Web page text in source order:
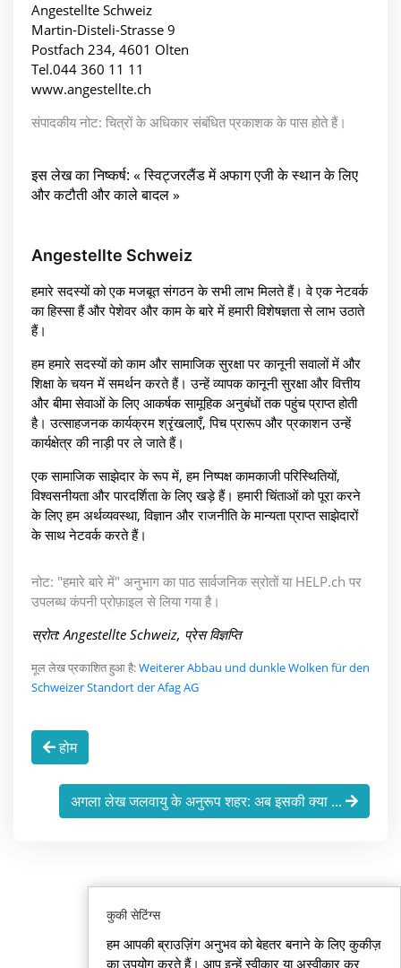
Angestellte Schweiz
Martin-Disteli-Strasse 9
Postfach 234, 4601 Olten
Tel.044 360 11 11
www.angestellte.ch
संपादकीय नोट: चित्रों के अधिकार संबंधित प्रकाशक के पास होते हैं।
इस लेख का निष्कर्ष: « स्विट्जरलैंड में अफाग एजी के स्थान के लिए
और कटौती और काले बादल »
Angestellte Schweiz
हमारे सदस्यों को एक मजबूत संगठन के सभी लाभ मिलते हैं। वे एक नेटवर्क
का हिस्सा हैं और पेशेवर और काम के बारे में हमारी विशेषज्ञता से लाभ उठाते
हैं।
हम हमारे सदस्यों को काम और सामाजिक सुरक्षा पर कानूनी सवालों में और
शिक्षा के चयन में समर्थन करते हैं। उन्हें व्यापक कानूनी सुरक्षा और वित्तीय
और बीमा सेवाओं के लिए आकर्षक सामूहिक अनुबंधों तक पहुंच प्राप्त होती
है। उत्साहजनक कार्यक्रम श्रृंखलाएँ, पिच प्रारूप और प्रकाशन उन्हें
कार्यक्षेत्र की नाड़ी पर ले जाते हैं।
एक सामाजिक साझेदार के रूप में, हम निष्पक्ष कामकाजी परिस्थितियों,
विश्वसनीयता और पारदर्शिता के लिए खड़े हैं। हमारी चिंताओं को पूरा करने
के लिए हम अर्थव्यवस्था, विज्ञान और राजनीति के मान्यता प्राप्त साझेदारों
के साथ नेटवर्क करते हैं।
नोट: "हमारे बारे में" अनुभाग का पाठ सार्वजनिक स्रोतों या HELP.ch पर
उपलब्ध कंपनी प्रोफ़ाइल से लिया गया है।
स्रोत: Angestellte Schweiz, प्रेस विज्ञप्ति
मूल लेख प्रकाशित हुआ है:Weiterer Abbau und dunkle Wolken für den
Schweizer Standort der Afag AG
होम
अगला लेख जलवायु के अनुरूप शहर: अब इसकी क्या ...
कुकी सेटिंग्स
हम आपकी ब्राउज़िंग अनुभव को बेहतर बनाने के लिए कुकीज़
का उपयोग करते हैं। आप इन्हें स्वीकार या अस्वीकार कर